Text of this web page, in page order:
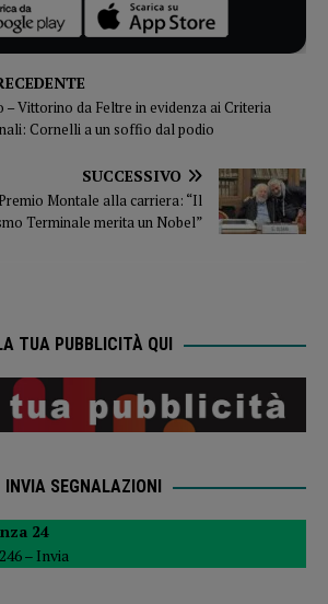
– Vittorino da Feltre in evidenza ai Criteria
Cornelli a un soffio dal podio
SUCCESSIVO
Montale alla carriera: “Il
Terminale merita un Nobel”
TUA PUBBLICITÀ QUI
INVIA SEGNALAZIONI
24
– Invia